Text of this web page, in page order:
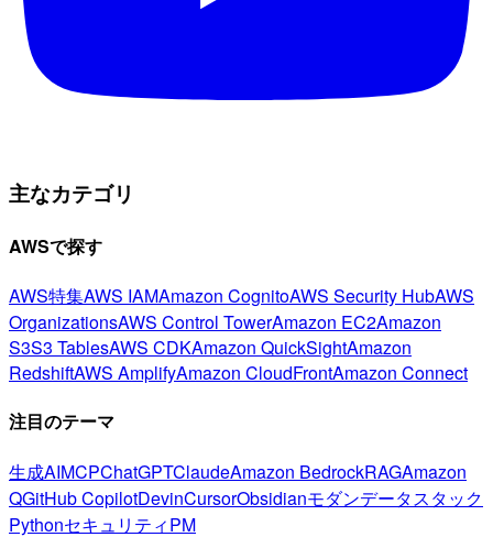
主なカテゴリ
AWSで探す
AWS特集AWS IAMAmazon CognitoAWS Security HubAWS
OrganizationsAWS Control TowerAmazon EC2Amazon
S3S3 TablesAWS CDKAmazon QuickSightAmazon
RedshiftAWS AmplifyAmazon CloudFrontAmazon Connect
注目のテーマ
生成AIMCPChatGPTClaudeAmazon BedrockRAGAmazon
QGitHub CopilotDevinCursorObsidianモダンデータスタック
PythonセキュリティPM